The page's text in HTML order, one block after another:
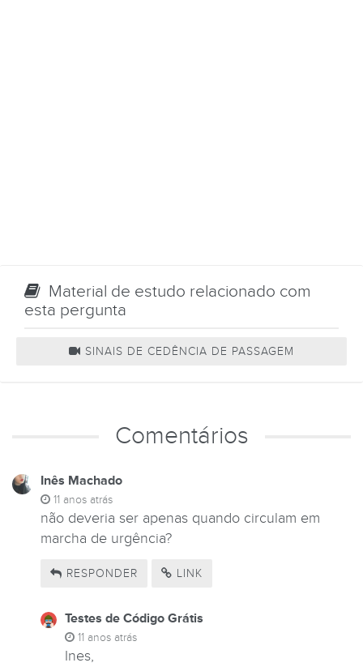
Material de estudo relacionado com
esta pergunta
SINAIS DE CEDÊNCIA DE PASSAGEM
Comentários
Inês Machado
11 anos atrás
não deveria ser apenas quando circulam em
marcha de urgência?
RESPONDER LINK
Testes de Código Grátis
11 anos atrás
Ines,